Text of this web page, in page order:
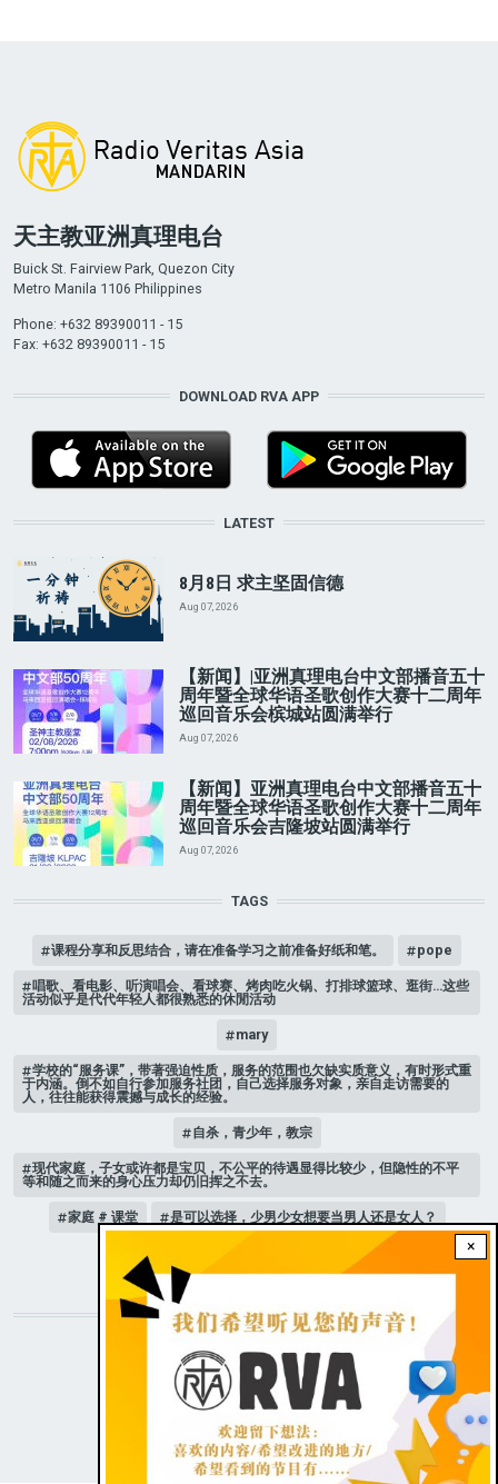
×
天主教亚洲真理电台
Buick St. Fairview Park, Quezon City
Metro Manila 1106 Philippines
Phone: +632 89390011 - 15
Fax: +632 89390011 - 15
DOWNLOAD RVA APP
LATEST
8月8日 求主坚固信德
Aug 07, 2026
【新闻】|亚洲真理电台中文部播音五十
周年暨全球华语圣歌创作大赛十二周年
巡回音乐会槟城站圆满举行
Aug 07, 2026
【新闻】亚洲真理电台中文部播音五十
周年暨全球华语圣歌创作大赛十二周年
巡回音乐会吉隆坡站圆满举行
Aug 07, 2026
TAGS
课程分享和反思结合，请在准备学习之前准备好纸和笔。 pope
唱歌、看电影、听演唱会、看球赛、烤肉吃火锅、打排球篮球、逛街…这些
活动似乎是代代年轻人都很熟悉的休閒活动
mary
学校的“服务课”，带著强迫性质，服务的范围也欠缺实质意义，有时形式重
于内涵。倒不如自行参加服务社团，自己选择服务对象，亲自走访需要的
人，往往能获得震撼与成长的经验。
自杀，青少年，教宗
现代家庭，子女或许都是宝贝，不公平的待遇显得比较少，但隐性的不平
等和随之而来的身心压力却仍旧挥之不去。
家庭 # 课堂 是可以选择，少男少女想要当男人还是女人？
STAY CONNECTED WITH US!